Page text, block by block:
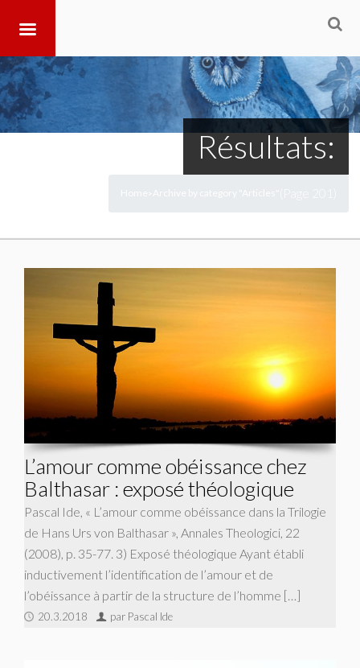
Résultats:
L’amour comme obéissance chez
Balthasar : exposé théologique
Pascal Ide, « L’amour comme obéissance dans la Trilogie
de Hans Urs von Balthasar », Annales Theologici, 22
(2008), p. 35-77. 3) Exposé théologique Ayant établi
inductivement l’identification de l’amour et de
l’obéissance à partir de la structure de l’homme […]
20.3.2018 par Pascal Ide